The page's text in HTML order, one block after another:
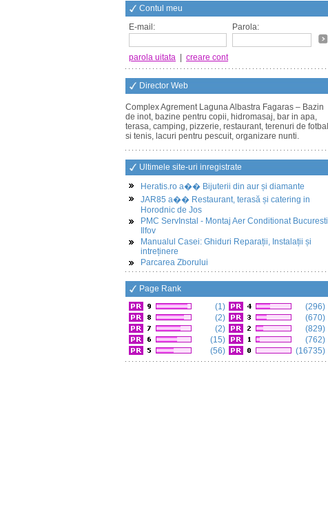
Contul meu
E-mail:
Parola:
parola uitata creare cont
Director Web
Complex Agrement Laguna Albastra Fagaras – Bazin
de inot, bazine pentru copii, hidromasaj, bar in apa,
terasa, camping, pizzerie, restaurant, terenuri de fotbal
si tenis, lacuri pentru pescuit, organizare nunti.
Ultimele site-uri inregistrate
Heratis.ro a�� Bijuterii din aur și diamante
JAR85 a�� Restaurant, terasă și catering in
Horodnic de Jos
PMC ServInstal - Montaj Aer Conditionat Bucuresti
Ilfov
Manualul Casei: Ghiduri Reparații, Instalații și
intreținere
Parcarea Zborului
Page Rank
(1)
(2)
(2)
(15)
(56)
(296)
(670)
(829)
(762)
(16735)